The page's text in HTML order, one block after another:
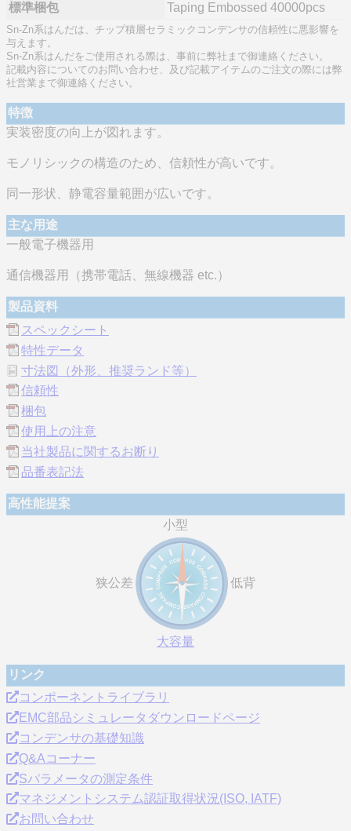
標準梱包
Taping Embossed 40000pcs
Sn-Zn系はんだは、チップ積層セラミックコンデンサの信頼性に悪影響を
与えます。
Sn-Zn系はんだをご使用される際は、事前に弊社まで御連絡ください。
記載内容についてのお問い合わせ、及び記載アイテムのご注文の際には弊
社営業まで御連絡ください。
特徴
実装密度の向上が図れます。
モノリシックの構造のため、信頼性が高いです。
同一形状、静電容量範囲が広いです。
主な用途
一般電子機器用
通信機器用（携帯電話、無線機器 etc.）
製品資料
スペックシート
特性データ
寸法図（外形、推奨ランド等）
信頼性
梱包
使用上の注意
当社製品に関するお断り
品番表記法
高性能提案
小型
狭公差 低背
大容量
リンク
コンポーネントライブラリ
EMC部品シミュレータダウンロードページ
コンデンサの基礎知識
Q&Aコーナー
Sパラメータの測定条件
マネジメントシステム認証取得状況(ISO, IATF)
お問い合わせ